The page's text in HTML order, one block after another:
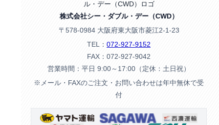
株式会社シー・ダブル・デー（CWD）
〒578-0984 大阪府東大阪市菱江2-1-23
TEL： 072-927-9152
FAX：072-927-9042
営業時間：平日 9:00～17:00（定休：土日祝）
※メール・FAXのご注文・お問い合わせは年中無休で受
付